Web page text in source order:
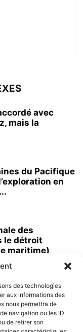
des technologies
aux informations des
nous permettra de
navigation ou les ID
de retirer son
avec
mais la
du Pacifique
en
des
le détroit
maritime)